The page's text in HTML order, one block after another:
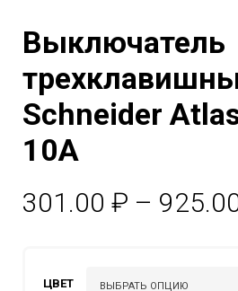
Выключатель
Schneider
10А
301.00 ₽ –
ЦВЕТ